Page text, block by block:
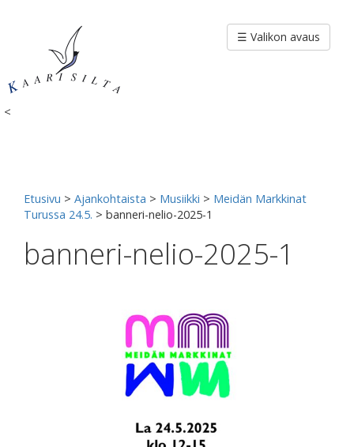
<
☰ Valikon avaus
Etusivu > Ajankohtaista > Musiikki > Meidän Markkinat
Turussa 24.5. > banneri-nelio-2025-1
banneri-nelio-2025-1